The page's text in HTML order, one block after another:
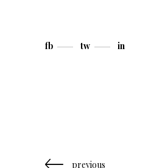
fb tw in
previous